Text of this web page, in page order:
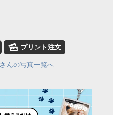
🌄 プリント注文
さんの写真一覧へ